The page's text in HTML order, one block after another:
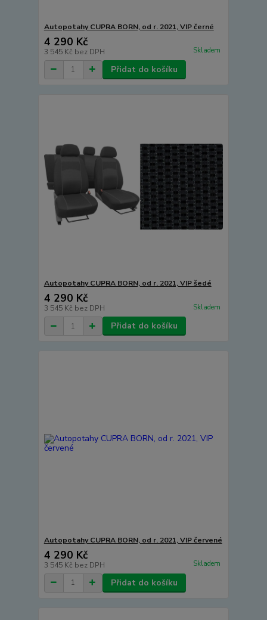
Autopotahy CUPRA BORN, od r. 2021, VIP černé
4 290 Kč
3 545 Kč bez DPH Skladem
Přidat do košíku
Autopotahy CUPRA BORN, od r. 2021, VIP šedé
4 290 Kč
3 545 Kč bez DPH Skladem
Přidat do košíku
Autopotahy CUPRA BORN, od r. 2021, VIP červené
4 290 Kč
3 545 Kč bez DPH Skladem
Přidat do košíku